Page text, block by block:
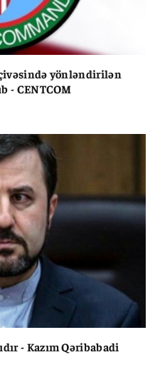
yönləndirilən
- CENTCOM
- Kazım Qəribabadi